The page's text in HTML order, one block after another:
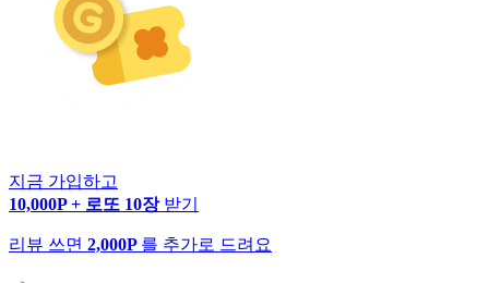
지금 가입하고
10,000P + 로또 10장 받기
리뷰 쓰면 2,000P 를 추가로 드려요